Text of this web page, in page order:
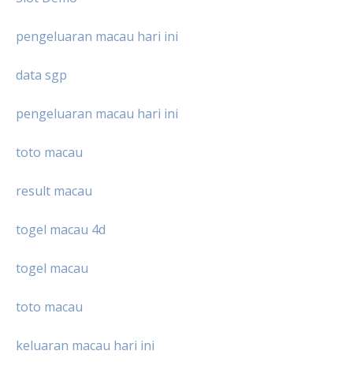
pengeluaran macau hari ini
data sgp
pengeluaran macau hari ini
toto macau
result macau
togel macau 4d
togel macau
toto macau
keluaran macau hari ini